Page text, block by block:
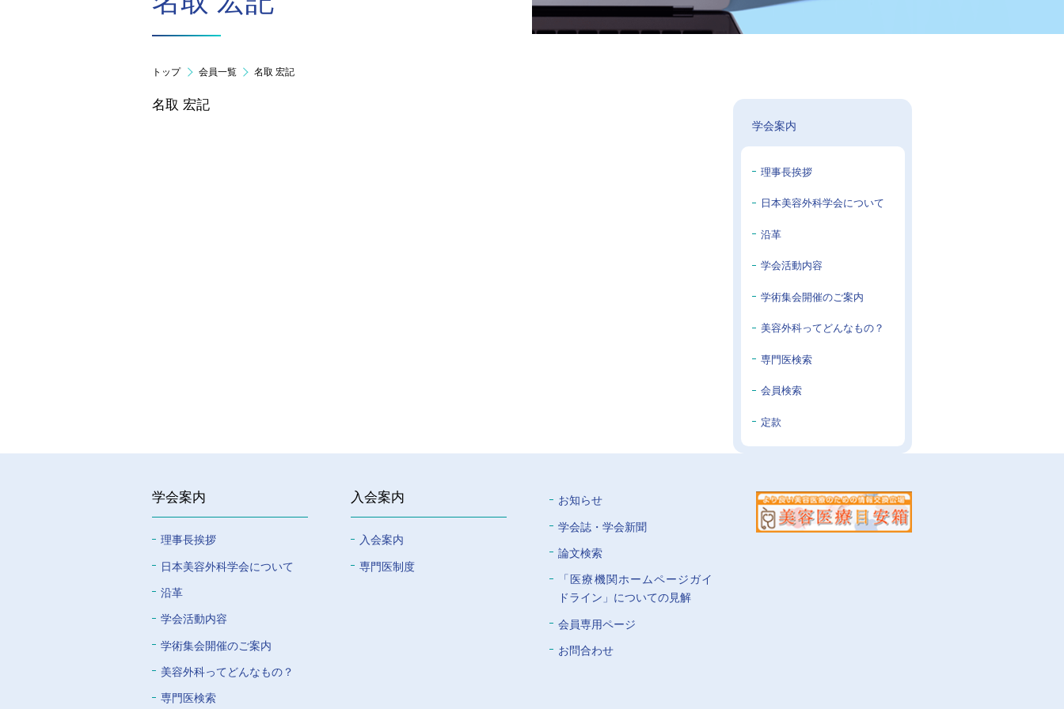
トップ 会員一覧 名取 宏記
学会案内
理事長挨拶
日本美容外科学会について
沿革
学会活動内容
学術集会開催のご案内
美容外科ってどんなもの？
専門医検索
会員検索
定款
名取 宏記
学会案内
理事長挨拶
⽇本美容外科学会について
沿革
学会活動内容
学術集会開催のご案内
美容外科ってどんなもの？
専門医検索
入会案内
入会案内
専門医制度
お知らせ
学会誌・学会新聞
論文検索
「医療機関ホームページガイ
ドライン」についての⾒解
会員専⽤ページ
お問合わせ